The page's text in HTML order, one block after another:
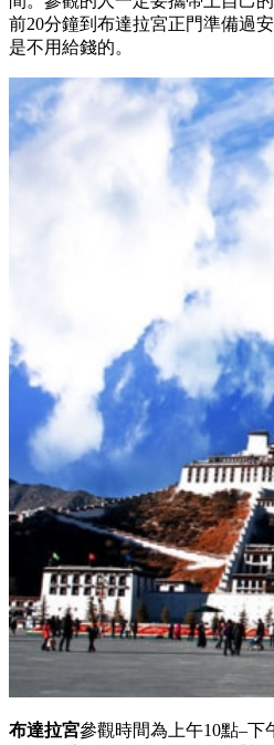
前20分鐘到布達拉宮正門準備過
是不用給錢的。
布達拉宮參觀時間為上午10點–下